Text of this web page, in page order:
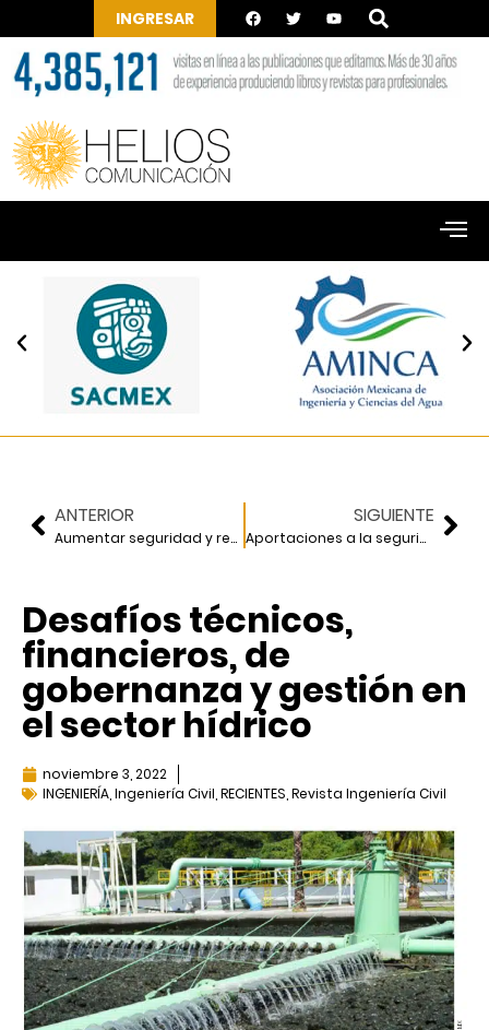
INGRESAR
ANTERIOR
Aumentar seguridad y reducir tiempos de recorrido del Metro
SIGUIENTE
Aportaciones a la seguridad hídrica en el Valle de México
Desafíos técnicos,
financieros, de
gobernanza y gestión en
el sector hídrico
noviembre 3, 2022
INGENIERÍA Ingeniería Civil RECIENTES Revista Ingeniería Civil